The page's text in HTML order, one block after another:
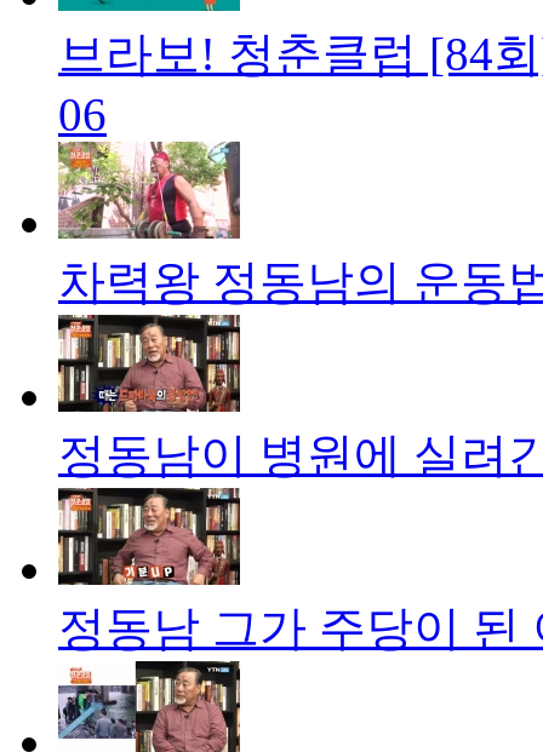
브라보! 청춘클럽 [84
06
차력왕 정동남의 운동
정동남이 병원에 실려
정동남 그가 주당이 된